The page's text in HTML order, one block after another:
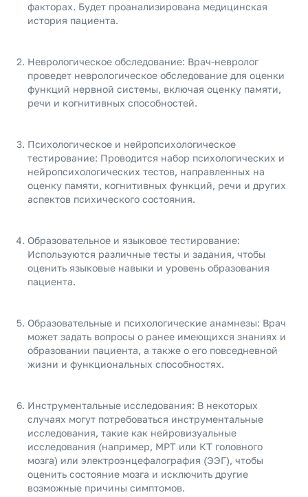
факторах. Будет проанализирована медицинская
история пациента.
Неврологическое обследование: Врач-невролог
проведет неврологическое обследование для оценки
функций нервной системы, включая оценку памяти,
речи и когнитивных способностей.
Психологическое и нейропсихологическое
тестирование: Проводится набор психологических и
нейропсихологических тестов, направленных на
оценку памяти, когнитивных функций, речи и других
аспектов психического состояния.
Образовательное и языковое тестирование:
Используются различные тесты и задания, чтобы
оценить языковые навыки и уровень образования
пациента.
Образовательные и психологические анамнезы: Врач
может задать вопросы о ранее имеющихся знаниях и
образовании пациента, а также о его повседневной
жизни и функциональных способностях.
Инструментальные исследования: В некоторых
случаях могут потребоваться инструментальные
исследования, такие как нейровизуальные
исследования (например, МРТ или КТ головного
мозга) или электроэнцефалография (ЭЭГ), чтобы
оценить состояние мозга и исключить другие
возможные причины симптомов.